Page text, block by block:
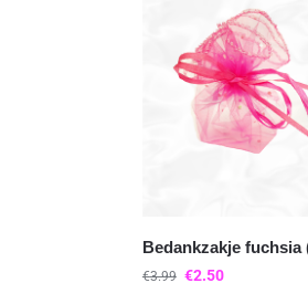
Bedankzakje fuchsia
€3.99 €2.50